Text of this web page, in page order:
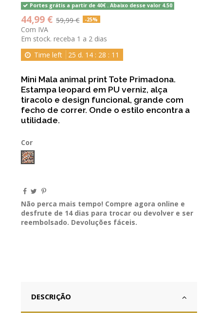
Portes grátis a partir de 40€ . Abaixo desse valor 4.50
44,99 € 59,99 € -25%
Com IVA
Em stock. receba 1 a 2 dias
Time left
25 d. 14: 28 : 11
Mini Mala animal print Tote Primadona.
Estampa leopard em PU verniz, alça
tiracolo e design funcional, grande com
fecho de correr. Onde o estilo encontra a
utilidade.
Cor
LEOPARDO
Não perca mais tempo! Compre agora online e
desfrute de 14 dias para trocar ou devolver e ser
reembolsado. Devoluções fáceis.
DESCRIÇÃO